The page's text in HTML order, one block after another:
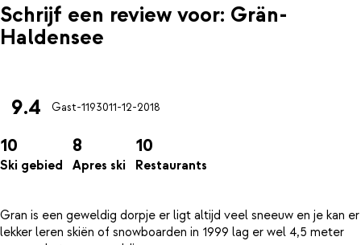
Schrijf een review voor: Grän-
Haldensee
9.4 Gast-1193011-12-2018
10
Ski gebied
8
Apres ski
10
Restaurants
Gran is een geweldig dorpje er ligt altijd veel sneeuw en je kan er
lekker leren skiën of snowboarden in 1999 lag er wel 4,5 meter